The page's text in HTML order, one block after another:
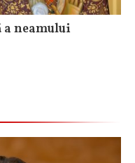
neamului